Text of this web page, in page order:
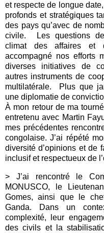
et respecte de longue
profonds et stratégiques
des pays qu’avec de
civile. Les questions de
climat des affaires et
accompagné nos efforts
diverses initiatives de
autres instruments de
multilatérale. Plus que
une diplomatie de
À mon retour de ma
entretenu avec Martin
mes précédentes
congolaise. J’ai répété
diversité d’opinions et de
inclusif et respectueux de
> J’ai rencontré le
MONUSCO, le
Gomes, ainsi que le
Ganda. Dans un
complexité, leur
des civils et la